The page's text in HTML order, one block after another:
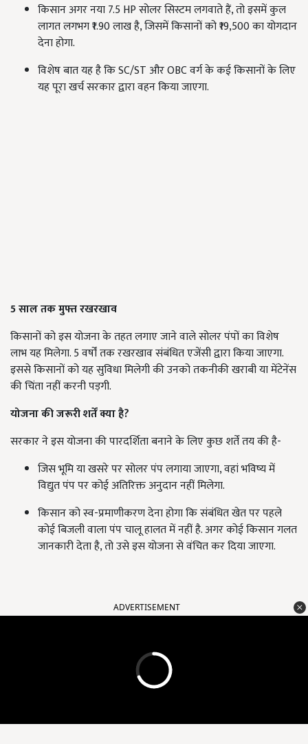
किसान अगर नया 7.5 HP सोलर सिस्टम लगवाते हैं, तो इसमें कुल
लागत लगभग ₹1.90 लाख है, जिसमें किसानों को ₹19,500 का योगदान
देना होगा.
विशेष बात यह है कि SC/ST और OBC वर्ग के कई किसानों के लिए
यह पूरा खर्च सरकार द्वारा वहन किया जाएगा.
5 साल तक मुफ्त रखरखाव
किसानों को इस योजना के तहत लगाए जाने वाले सोलर पंपों का विशेष
लाभ यह मिलेगा. 5 वर्षों तक रखरखाव संबंधित एजेंसी द्वारा किया जाएगा.
इससे किसानों को यह सुविधा मिलेगी की उनको तकनीकी खराबी या मेंटेनेंस
की चिंता नहीं करनी पड़गी.
योजना की जरूरी शर्तें क्या है?
सरकार ने इस योजना की पारदर्शिता बनाने के लिए कुछ शर्तें तय की है-
जिस भूमि या खसरे पर सोलर पंप लगाया जाएगा, वहां भविष्य में
विद्युत पंप पर कोई अतिरिक्त अनुदान नहीं मिलेगा.
किसान को स्व-प्रमाणीकरण देना होगा कि संबंधित खेत पर पहले
कोई बिजली वाला पंप चालू हालत में नहीं है. अगर कोई किसान गलत
जानकारी देता है, तो उसे इस योजना से वंचित कर दिया जाएगा.
ADVERTISEMENT